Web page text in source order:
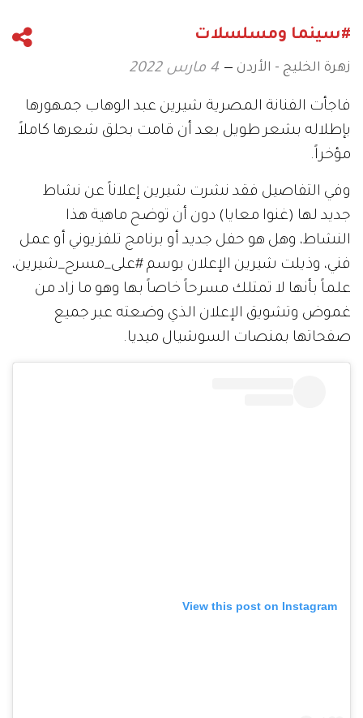
#سينما ومسلسلات
زهرة الخليج - الأردن 4 مارس 2022
فاجأت الفنانة المصرية شيرين عبد الوهاب جمهورها
بإطلاله بشعر طويل بعد أن قامت بحلق شعرها كاملاً
مؤخراً.
وفي التفاصيل فقد نشرت شيرين إعلاناً عن نشاط
جديد لها (غنوا معايا) دون أن توضح ماهية هذا
النشاط، وهل هو حفل جديد أو برنامج تلفزيوني أو عمل
فني، وذيلت شيرين الإعلان بوسم #على_مسرح_شيرين،
علماً بأنها لا تمتلك مسرحاً خاصاً بها وهو ما زاد من
غموض وتشويق الإعلان الذي وضعته عبر جميع
صفحاتها بمنصات السوشيال ميديا.
View this post on Instagram